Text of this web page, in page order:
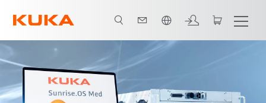
Vídeo Servicio Certificación